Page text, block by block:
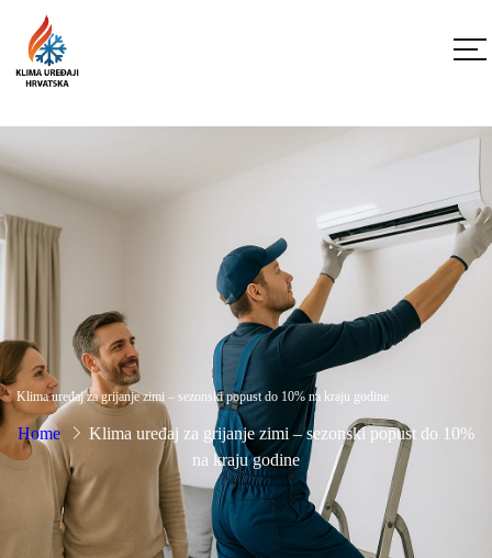
Klima uređaj za grijanje zimi – sezonski popust do 10% na kraju godine
Home
Klima uređaj za grijanje zimi – sezonski popust do 10%
na kraju godine